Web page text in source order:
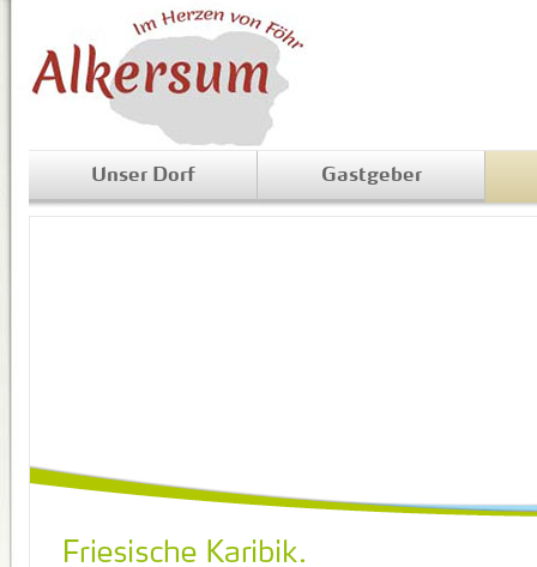
Unser Dorf Gastgeber